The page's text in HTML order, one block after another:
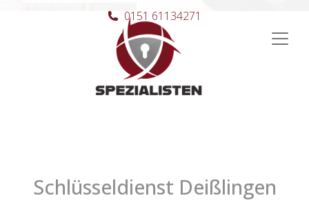
Hauptnavigation
0151 61134271
Schlüsseldienst Deißlingen